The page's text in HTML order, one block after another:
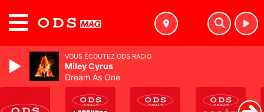
VOUS ÉCOUTEZ ODS RADIO
Miley Cyrus
Dream As One